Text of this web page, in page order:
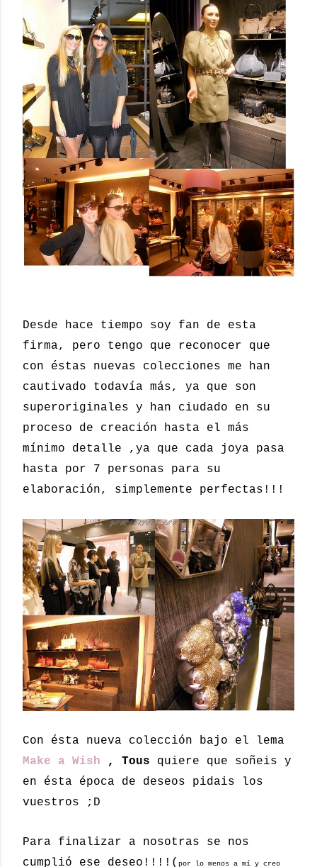
Desde hace tiempo soy fan de esta
firma, pero tengo que reconocer que
con éstas nuevas colecciones me han
cautivado todavía más, ya que son
superoriginales y han ciudado en su
proceso de creación hasta el más
mínimo detalle ,ya que cada joya pasa
hasta por 7 personas para su
elaboración, simplemente perfectas!!!
Con ésta nueva colección bajo el lema
Make a Wish
, Tous quiere que soñeis y
en ésta época de deseos pidais los
vuestros ;D
Para finalizar a nosotras se nos
cumplió ese deseo!!!!( por lo menos a mí y creo